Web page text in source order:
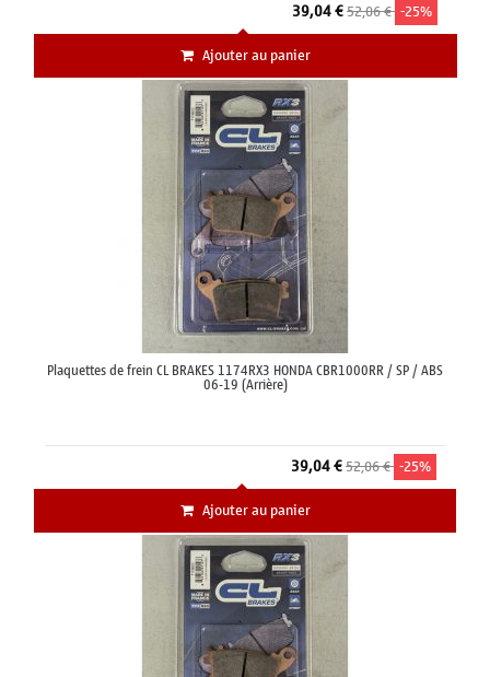
39,04 €52,06 € -25%
Ajouter au panier
Plaquettes de frein CL BRAKES 1174RX3 HONDA CBR1000RR / SP / ABS
06-19 (Arrière)
39,04 €52,06 € -25%
Ajouter au panier